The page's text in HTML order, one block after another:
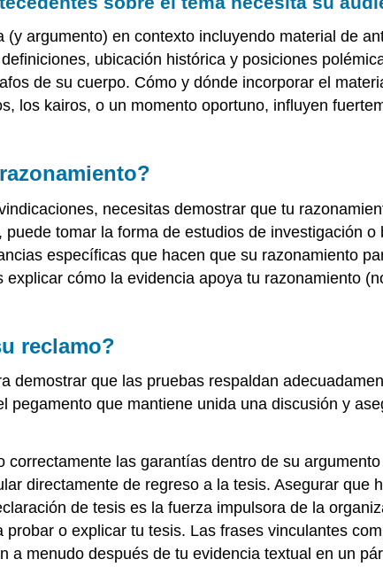
argumento) en contexto incluyendo material de
ubicación histórica y posiciones
de su cuerpo. Cómo y dónde incorporar el
los kairos, o un momento oportuno, influyen
necesitas demostrar que tu
tomar la forma de estudios de investigación
específicas que hacen que su razonamiento
cómo la evidencia apoya tu razonamiento
reclamo?
demostrar que las pruebas respaldan
que mantiene unida una discusión y
las garantías dentro de su
directamente de regreso a la tesis. Asegurar que
de tesis es la fuerza impulsora de la
o explicar tu tesis. Las frases vinculantes
a menudo después de tu evidencia textual en un